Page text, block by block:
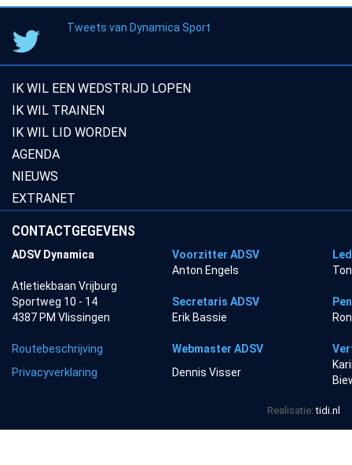
Tweets van Dynamica Sport
IK WIL EEN WEDSTRIJD LOPEN
IK WIL TRAINEN
IK WIL LID WORDEN
AGENDA
NIEUWS
EXTRANET
CONTACTGEGEVENS
ADSV Dynamica Voorzitter ADSV
Anton Engels
Atletiekbaan Vrijburg
Sportweg 10 - 14
Secretaris ADSV
4387 PM Vlissingen
Erik Bassie
Routebeschrijving Webmaster ADSV
Privacyverklaring
Dennis Visser
Realisatie:tidi.nl